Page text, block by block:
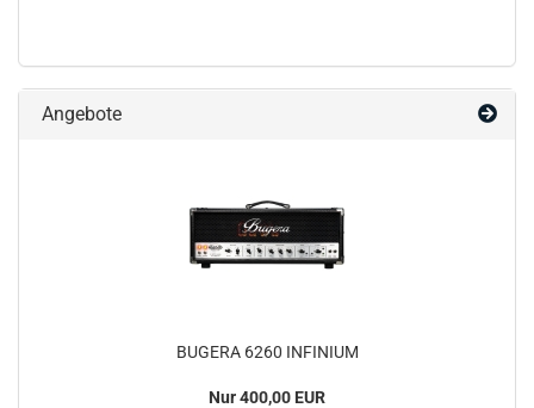
Angebote
BUGERA 6260 INFINIUM
Nur 400,00 EUR